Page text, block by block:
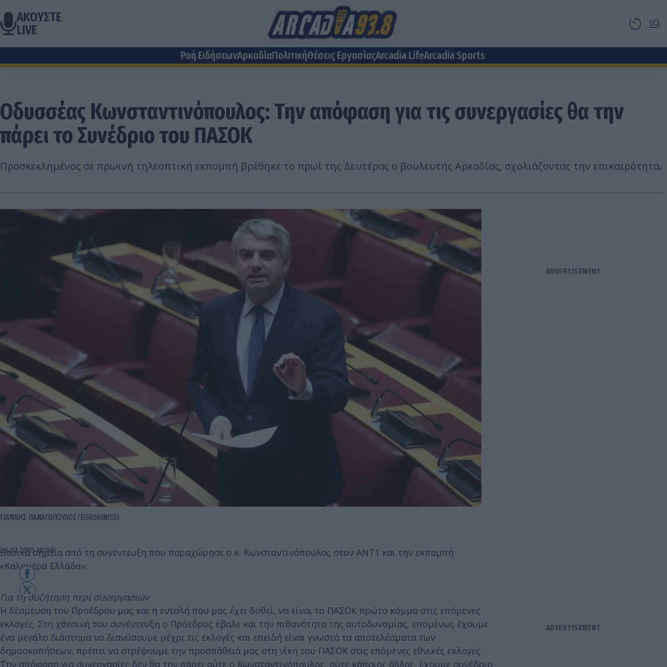
ΑΚΟΥΣΤΕ
LIVE
Ροή ΕιδήσεωνΑρκαδίαΠολιτικήΘέσεις EργασίαςArcadia LifeArcadia Sports
Οδυσσέας Κωνσταντινόπουλος: Την απόφαση για τις συνεργασίες θα την
πάρει το Συνέδριο του ΠΑΣΟΚ
Προσκεκλημένος σε πρωινή τηλεοπτική εκπομπή βρέθηκε το πρωί της Δευτέρας ο βουλευτής Αρκαδίας, σχολιάζοντας την επικαιρότητα.
ΓΙΑΝΝΗΣ ΠΑΝΑΓΟΠΟΥΛΟΣ/EUROKINISSI
20.01.2025 10:06
Βασικά σημεία από τη συνέντευξη που παραχώρησε ο κ. Κωνσταντινόπουλος στον ΑΝΤ1 και την εκπομπή
«Καλημέρα Ελλάδα»:
Για τη συζήτηση περί συνεργασιών
Η δέσμευση του Προέδρου μας και η εντολή που μας έχει δοθεί, να είναι το ΠΑΣΟΚ πρώτο κόμμα στις επόμενες
εκλογές. Στη χθεσινή του συνέντευξη ο Πρόεδρος έβαλε και την πιθανότητα της αυτοδυναμίας, επομένως έχουμε
ένα μεγάλο διάστημα να διανύσουμε μέχρι τις εκλογές και επειδή είναι γνωστά τα αποτελέσματα των
δημοσκοπήσεων, πρέπει να στρέψουμε την προσπάθειά μας στη νίκη του ΠΑΣΟΚ στις επόμενες εθνικές εκλογές.
Την απόφαση για συνεργασίες δεν θα την πάρει ούτε ο Κωνσταντινόπουλος, ούτε κάποιος άλλος, έχουμε συνέδριο